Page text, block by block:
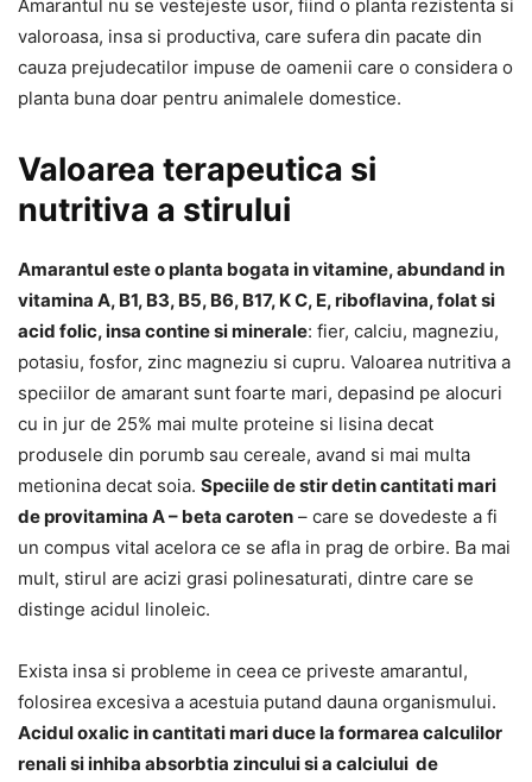
Amarantul nu se vestejeste usor, fiind o planta rezistenta si
valoroasa, insa si productiva, care sufera din pacate din
cauza prejudecatilor impuse de oamenii care o considera o
planta buna doar pentru animalele domestice.
Valoarea terapeutica si
nutritiva a stirului
Amarantul este o planta bogata in vitamine, abundand in
vitamina A, B1, B3, B5, B6, B17, K C, E, riboflavina, folat si
acid folic, insa contine si minerale: fier, calciu, magneziu,
potasiu, fosfor, zinc magneziu si cupru. Valoarea nutritiva a
speciilor de amarant sunt foarte mari, depasind pe alocuri
cu in jur de 25% mai multe proteine si lisina decat
produsele din porumb sau cereale, avand si mai multa
metionina decat soia. Speciile de stir detin cantitati mari
de provitamina A – beta caroten – care se dovedeste a fi
un compus vital acelora ce se afla in prag de orbire. Ba mai
mult, stirul are acizi grasi polinesaturati, dintre care se
distinge acidul linoleic.
Exista insa si probleme in ceea ce priveste amarantul,
folosirea excesiva a acestuia putand dauna organismului.
Acidul oxalic in cantitati mari duce la formarea calculilor
renali si inhiba absorbtia zincului si a calciului de